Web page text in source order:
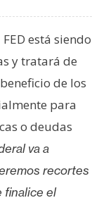
está siendo
y tratará de
de los
para
o deudas
va a
recortes
finalice el